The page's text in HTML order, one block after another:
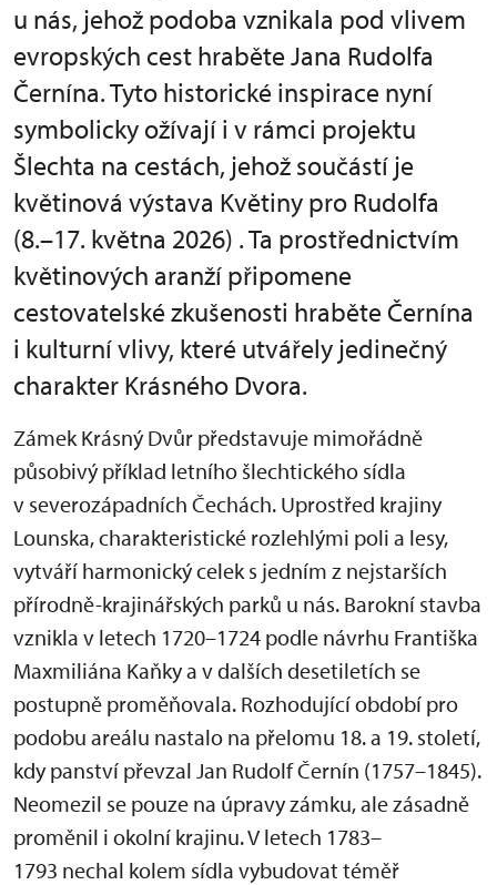
u nás, jehož podoba vznikala pod vlivem
evropských cest hraběte Jana Rudolfa
Černína. Tyto historické inspirace nyní
symbolicky ožívají i v rámci projektu
Šlechta na cestách, jehož součástí je
květinová výstava Květiny pro Rudolfa
(8.–17. května 2026) . Ta prostřednictvím
květinových aranží připomene
cestovatelské zkušenosti hraběte Černína
i kulturní vlivy, které utvářely jedinečný
charakter Krásného Dvora.
Zámek Krásný Dvůr představuje mimořádně
působivý příklad letního šlechtického sídla
v severozápadních Čechách. Uprostřed krajiny
Lounska, charakteristické rozlehlými poli a lesy,
vytváří harmonický celek s jedním z nejstarších
přírodně-krajinářských parků u nás. Barokní stavba
vznikla v letech 1720–1724 podle návrhu Františka
Maxmiliána Kaňky a v dalších desetiletích se
postupně proměňovala. Rozhodující období pro
podobu areálu nastalo na přelomu 18. a 19. století,
kdy panství převzal Jan Rudolf Černín (1757–1845).
Neomezil se pouze na úpravy zámku, ale zásadně
proměnil i okolní krajinu. V letech 1783–
1793 nechal kolem sídla vybudovat téměř